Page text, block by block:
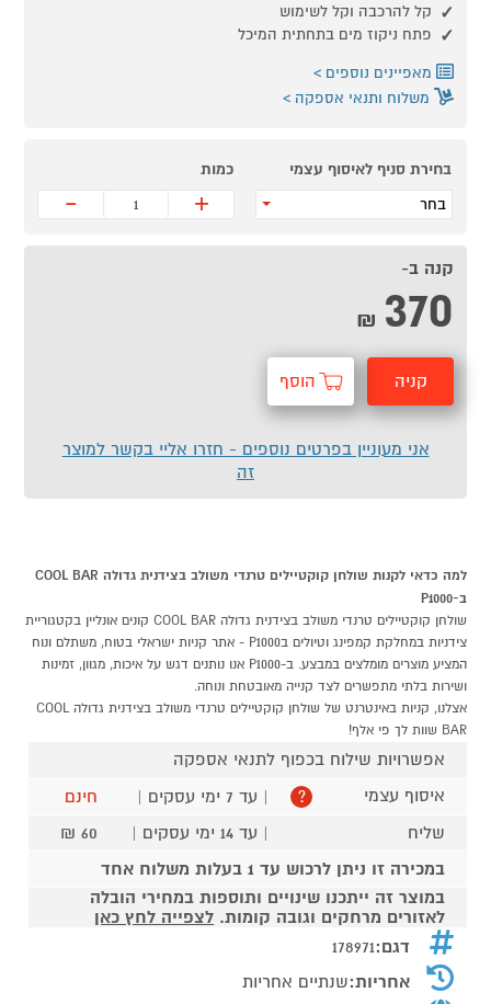
קל להרכבה וקל לשימוש
פתח ניקוז מים בתחתית המיכל
מאפיינים נוספים
משלוח ותנאי אספקה
בחירת סניף לאיסוף עצמי
בחר
כמות
+
-
קנה ב-
370
₪
קניה הוסף
אני מעוניין בפרטים נוספים - חזרו אליי בקשר למוצר
זה
למה כדאי לקנות שולחן קוקטיילים טרנדי משולב בצידנית גדולה COOL BAR
ב-P1000
שולחן קוקטיילים טרנדי משולב בצידנית גדולה COOL BAR קונים אונליין בקטגוריית
צידניות במחלקת קמפינג וטיולים בP1000 - אתר קניות ישראלי בטוח, משתלם ונוח
המציע מוצרים מומלצים במבצע. ב-P1000 אנו נותנים דגש על איכות, מגוון, זמינות
ושירות בלתי מתפשרים לצד קנייה מאובטחת ונוחה.
אצלנו, קניות באינטרנט של שולחן קוקטיילים טרנדי משולב בצידנית גדולה COOL
BAR שוות לך פי אלף!
אפשרויות שילוח בכפוף לתנאי אספקה
איסוף עצמי
? | עד 7 ימי עסקים |
חינם
שליח
| עד 14 ימי עסקים |
60 ₪
במכירה זו ניתן לרכוש עד 1 בעלות משלוח אחד
במוצר זה ייתכנו שינויים ותוספות במחירי הובלה
לאזורים מרחקים וגובה קומות. לצפייה לחץ כאן
דגם:178971
אחריות:שנתיים אחריות